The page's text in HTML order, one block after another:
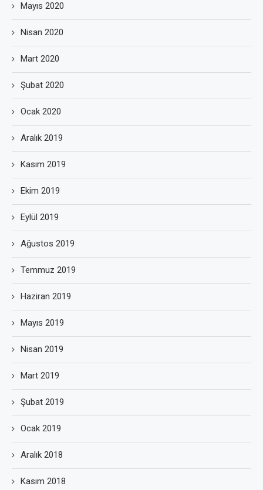
Mayıs 2020
Nisan 2020
Mart 2020
Şubat 2020
Ocak 2020
Aralık 2019
Kasım 2019
Ekim 2019
Eylül 2019
Ağustos 2019
Temmuz 2019
Haziran 2019
Mayıs 2019
Nisan 2019
Mart 2019
Şubat 2019
Ocak 2019
Aralık 2018
Kasım 2018